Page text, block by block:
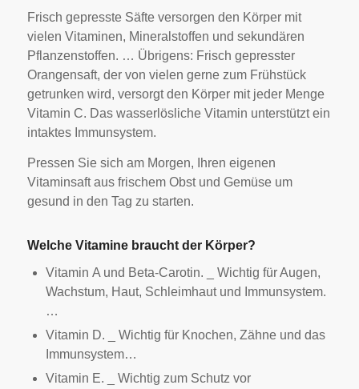
Frisch gepresste Säfte versorgen den Körper mit
vielen Vitaminen, Mineralstoffen und sekundären
Pflanzenstoffen. … Übrigens: Frisch gepresster
Orangensaft, der von vielen gerne zum Frühstück
getrunken wird, versorgt den Körper mit jeder Menge
Vitamin C. Das wasserlösliche Vitamin unterstützt ein
intaktes Immunsystem.
Pressen Sie sich am Morgen, Ihren eigenen
Vitaminsaft aus frischem Obst und Gemüse um
gesund in den Tag zu starten.
Welche Vitamine braucht der Körper?
Vitamin A und Beta-Carotin. _ Wichtig für Augen,
Wachstum, Haut, Schleimhaut und Immunsystem.
…
Vitamin D. _ Wichtig für Knochen, Zähne und das
Immunsystem…
Vitamin E. _ Wichtig zum Schutz vor